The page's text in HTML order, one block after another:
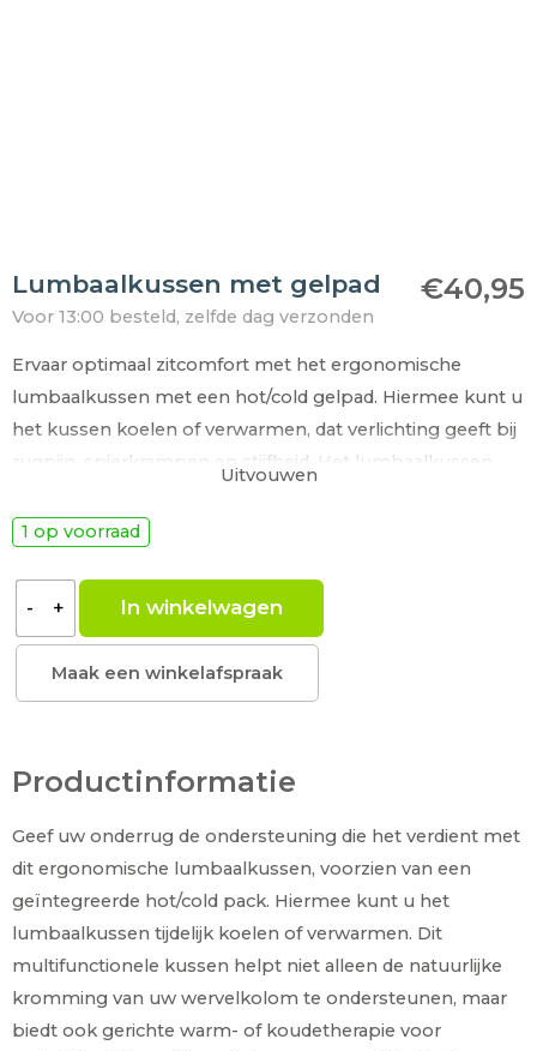
Lumbaalkussen met gelpad €40,95
Voor 13:00 besteld, zelfde dag verzonden
Ervaar optimaal zitcomfort met het ergonomische
lumbaalkussen met een hot/cold gelpad. Hiermee kunt u
het kussen koelen of verwarmen, dat verlichting geeft bij
rugpijn, spierkrampen en stijfheid. Het lumbaalkussen
ondersteunen. Bovendien is de diepte / dikte van de
diverse soorten stoelen, zoals rolstoelen, bureaustoelen,
autostoelen en stoelen in huis. Dankzij de elastische band
Uitvouwen
1 op voorraad
- + In winkelwagen
Maak een winkelafspraak
Productinformatie
Geef uw onderrug de ondersteuning die het verdient met
dit ergonomische lumbaalkussen, voorzien van een
geïntegreerde hot/cold pack. Hiermee kunt u het
lumbaalkussen tijdelijk koelen of verwarmen. Dit
multifunctionele kussen helpt niet alleen de natuurlijke
kromming van uw wervelkolom te ondersteunen, maar
biedt ook gerichte warm- of koudetherapie voor